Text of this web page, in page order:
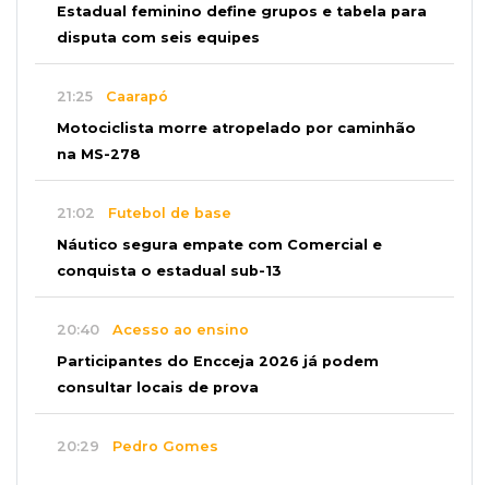
Estadual feminino define grupos e tabela para
disputa com seis equipes
21:25 Caarapó
Motociclista morre atropelado por caminhão
na MS-278
21:02 Futebol de base
Náutico segura empate com Comercial e
conquista o estadual sub-13
20:40 Acesso ao ensino
Participantes do Encceja 2026 já podem
consultar locais de prova
20:29 Pedro Gomes